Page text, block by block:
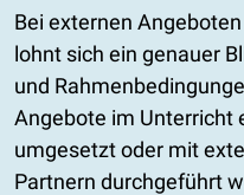
Bei externen
lohnt sich ein genauer
und
Angebote im Unterricht
umgesetzt oder mit
Partnern durchgeführt